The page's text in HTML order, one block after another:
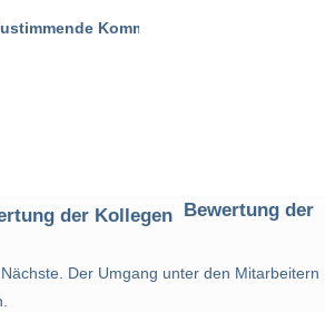
Bewertung der
Der Umgang unter den Mitarbeitern